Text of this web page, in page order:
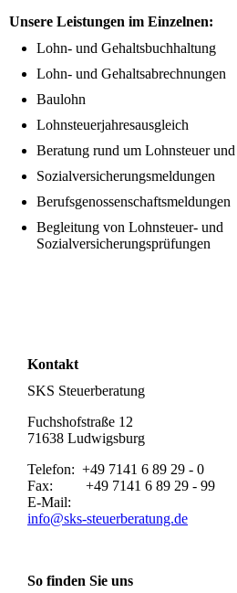
Unsere Leistungen im Einzelnen:
Lohn- und Gehaltsbuchhaltung
Lohn- und Gehaltsabrechnungen
Baulohn
Lohnsteuerjahresausgleich
Beratung rund um Lohnsteuer
Sozialversicherungsmeldungen
Berufsgenossenschaftsmeldungen
Begleitung von Lohnsteuer- und
Sozialversicherungsprüfungen
Kontakt
SKS Steuerberatung
Fuchshofstraße 12
71638 Ludwigsburg
Telefon: +49 7141 6 89 29 - 0
Fax: +49 7141 6 89 29 - 99
E-Mail:
info@sks-steuerberatung.de
So finden Sie uns